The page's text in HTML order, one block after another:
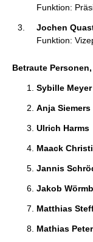
Funktion:
Jochen
Funktion:
Betraute
Sybille Meyer
Anja Siemers
Ulrich Harms
Maack
Jannis
Jakob
Matthias
Mathias